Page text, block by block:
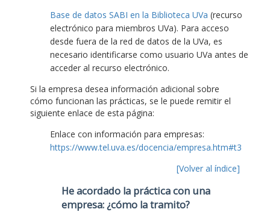
Base de datos SABI en la Biblioteca UVa (recurso
electrónico para miembros UVa). Para acceso
desde fuera de la red de datos de la UVa, es
necesario identificarse como usuario UVa antes de
acceder al recurso electrónico.
Si la empresa desea información adicional sobre
cómo funcionan las prácticas, se le puede remitir el
siguiente enlace de esta página:
Enlace con información para empresas:
https://www.tel.uva.es/docencia/empresa.htm#t3
[Volver al índice]
He acordado la práctica con una
empresa: ¿cómo la tramito?